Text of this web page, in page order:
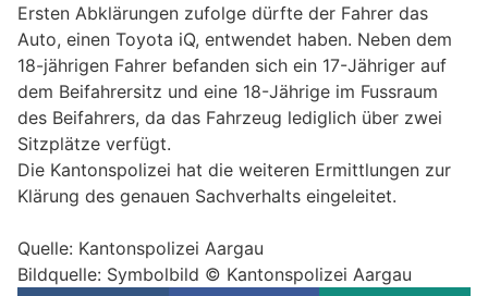
Ersten Abklärungen zufolge dürfte der Fahrer das
Auto, einen Toyota iQ, entwendet haben. Neben dem
18-jährigen Fahrer befanden sich ein 17-Jähriger auf
dem Beifahrersitz und eine 18-Jährige im Fussraum
des Beifahrers, da das Fahrzeug lediglich über zwei
Sitzplätze verfügt.
Die Kantonspolizei hat die weiteren Ermittlungen zur
Klärung des genauen Sachverhalts eingeleitet.
Quelle: Kantonspolizei Aargau
Bildquelle: Symbolbild © Kantonspolizei Aargau